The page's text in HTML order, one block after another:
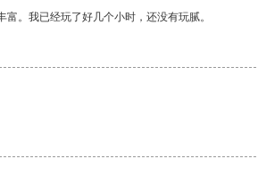
。我已经玩了好几个小时，还没有玩腻。